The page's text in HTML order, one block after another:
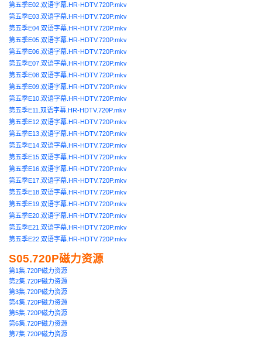
第五季E02.双语字幕.HR-HDTV.720P.mkv
第五季E03.双语字幕.HR-HDTV.720P.mkv
第五季E04.双语字幕.HR-HDTV.720P.mkv
第五季E05.双语字幕.HR-HDTV.720P.mkv
第五季E06.双语字幕.HR-HDTV.720P.mkv
第五季E07.双语字幕.HR-HDTV.720P.mkv
第五季E08.双语字幕.HR-HDTV.720P.mkv
第五季E09.双语字幕.HR-HDTV.720P.mkv
第五季E10.双语字幕.HR-HDTV.720P.mkv
第五季E11.双语字幕.HR-HDTV.720P.mkv
第五季E12.双语字幕.HR-HDTV.720P.mkv
第五季E13.双语字幕.HR-HDTV.720P.mkv
第五季E14.双语字幕.HR-HDTV.720P.mkv
第五季E15.双语字幕.HR-HDTV.720P.mkv
第五季E16.双语字幕.HR-HDTV.720P.mkv
第五季E17.双语字幕.HR-HDTV.720P.mkv
第五季E18.双语字幕.HR-HDTV.720P.mkv
第五季E19.双语字幕.HR-HDTV.720P.mkv
第五季E20.双语字幕.HR-HDTV.720P.mkv
第五季E21.双语字幕.HR-HDTV.720P.mkv
第五季E22.双语字幕.HR-HDTV.720P.mkv
S05.720P磁力资源
第1集.720P磁力资源
第2集.720P磁力资源
第3集.720P磁力资源
第4集.720P磁力资源
第5集.720P磁力资源
第6集.720P磁力资源
第7集.720P磁力资源